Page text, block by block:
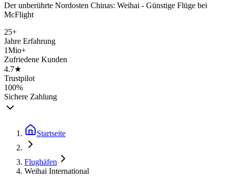
Der unberührte Nordosten Chinas: Weihai - Günstige Flüge bei
McFlight
25+
Jahre Erfahrung
1Mio+
Zufriedene Kunden
4.7★
Trustpilot
100%
Sichere Zahlung
Startseite
Flughäfen
Weihai International